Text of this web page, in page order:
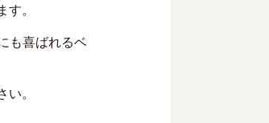
。
も喜ばれるベ
。